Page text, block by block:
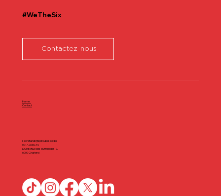
#WeTheSix
Contactez-nous
secretariat@spiroubasket.be
071/20.60.40
DÔME | Rue des olympiades 2,
6000 Charleroi
Home
Contact